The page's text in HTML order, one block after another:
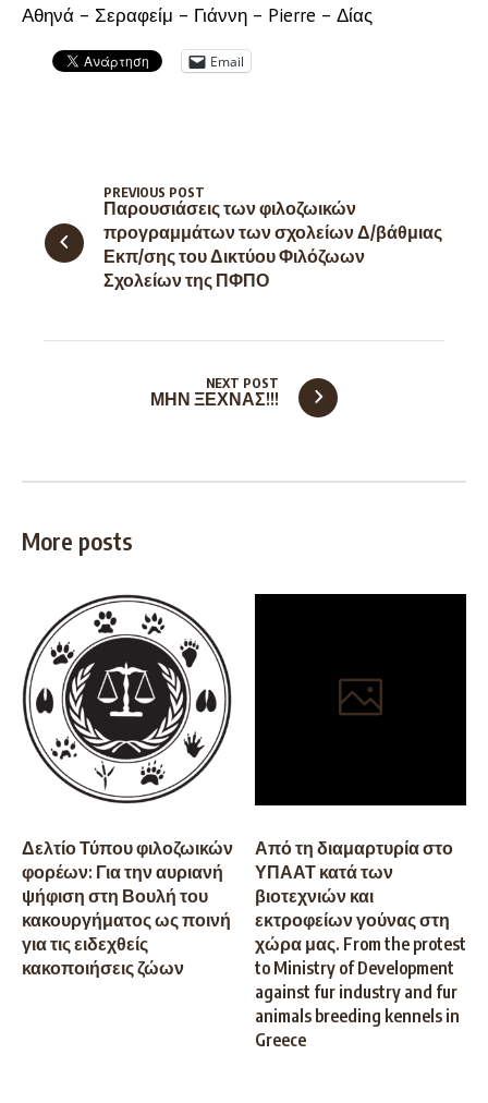
Αθηνά – Σεραφείμ – Γιάννη – Pierre – Δίας
Email
Παρουσιάσεις των φιλοζωικών
προγραμμάτων των σχολείων Δ/βάθμιας
Εκπ/σης του Δικτύου Φιλόζωων
Σχολείων της ΠΦΠΟ
PREVIOUS POST
ΜΗΝ ΞΕΧΝΑΣ!!!
NEXT POST
More posts
Δελτίο Τύπου φιλοζωικών
φορέων: Για την αυριανή
ψήφιση στη Βουλή του
κακουργήματος ως ποινή
για τις ειδεχθείς
κακοποιήσεις ζώων
Από τη διαμαρτυρία στο
ΥΠΑΑΤ κατά των
βιοτεχνιών και
εκτροφείων γούνας στη
χώρα μας. From the protest
to Ministry of Development
against fur industry and fur
animals breeding kennels in
Greece